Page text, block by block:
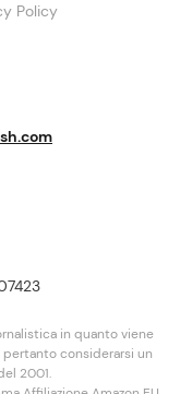
in quanto viene
considerarsi un
2001.
Policy